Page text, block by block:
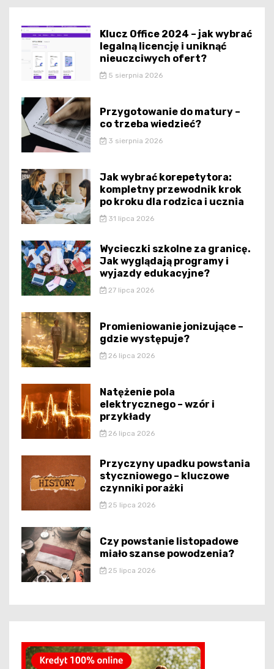
Klucz Office 2024 – jak wybrać
legalną licencję i uniknąć
nieuczciwych ofert?
5 sierpnia 2026
Przygotowanie do matury –
co trzeba wiedzieć?
3 sierpnia 2026
Jak wybrać korepetytora:
kompletny przewodnik krok
po kroku dla rodzica i ucznia
31 lipca 2026
Wycieczki szkolne za granicę.
Jak wyglądają programy i
wyjazdy edukacyjne?
27 lipca 2026
Promieniowanie jonizujące –
gdzie występuje?
26 lipca 2026
Natężenie pola
elektrycznego – wzór i
przykłady
26 lipca 2026
Przyczyny upadku powstania
styczniowego – kluczowe
czynniki porażki
25 lipca 2026
Czy powstanie listopadowe
miało szanse powodzenia?
25 lipca 2026